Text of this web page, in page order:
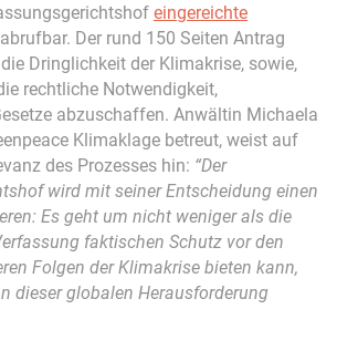
eingereichte
Der rund 150 Seiten Antrag
Dringlichkeit der Klimakrise, sowie,
rechtliche Notwendigkeit,
abzuschaffen. Anwältin Michaela
Klimaklage betreut, weist auf
des Prozesses hin: “Der
wird mit seiner Entscheidung einen
Es geht um nicht weniger als die
faktischen Schutz vor den
Folgen der Klimakrise bieten kann,
dieser globalen Herausforderung